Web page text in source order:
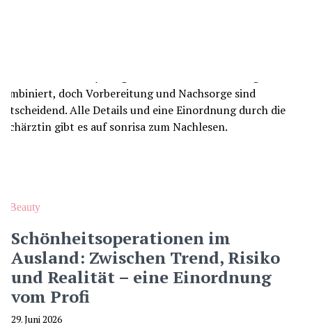
Beauty
Schönheitsoperationen im
Ausland: Zwischen Trend, Risiko
und Realität – eine Einordnung
vom Profi
29. Juni 2026